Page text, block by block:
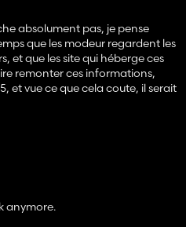
certains le reconnaissent et font
a toi de faire de même,
absolument pas, je pense
que les modeur regardent les
et que les site qui héberge ces
remonter ces informations,
et vue ce que cela coute, il serait
qui fonctionne, bien
anymore.